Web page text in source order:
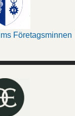
Företagsminnen